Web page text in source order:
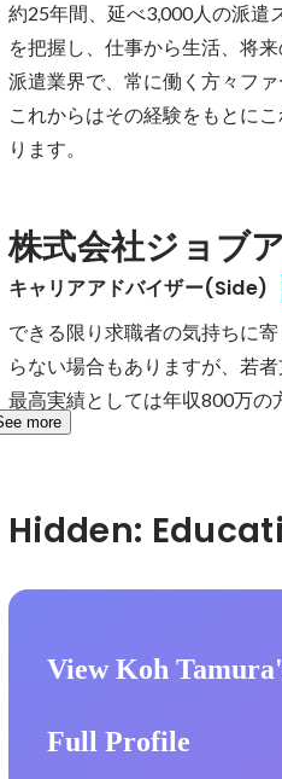
約25年間、延べ3,000人の派遣
を把握し、仕事から生活、将
派遣業界で、常に働く方々フ
これからはその経験をもとに
ります。
株式会社ジョブ
キャリアアドバイザー(Side)
できる限り求職者の気持ちに
らない場合もありますが、若
最高実績としては年収800万の
more
View Koh
Full Profile